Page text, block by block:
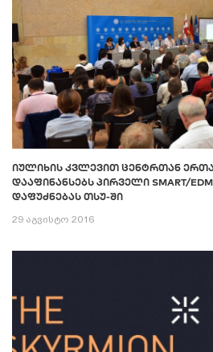
ᲘᲣᲚᲘᲮᲘᲡ ᲙᲕᲚᲔᲕᲘᲗ ᲪᲔᲜᲢᲠᲗᲐᲜ
ᲓᲐᲐᲤᲘᲜᲐᲜᲡᲔᲑᲡ ᲞᲘᲠᲕᲔᲚᲘ SMART/
ᲓᲐᲤᲣᲫᲜᲔᲑᲐᲡ ᲗᲡᲣ-ᲨᲘ
29 აგვისტო 2016